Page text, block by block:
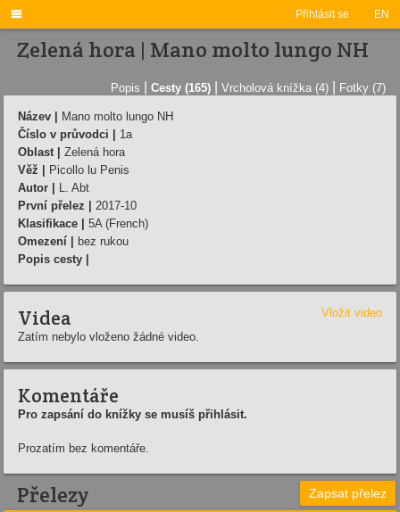
Přihlásit se EN

Zelená hora | Mano molto lungo NH
Popis Cesty (165) Vrcholová knížka (4) Fotky (7)
Název |
Mano molto lungo NH
Číslo v průvodci |
1a
Oblast |
Zelená hora
Věž |
Picollo lu Penis
Autor |
L. Abt
První přelez |
2017-10
Klasifikace |
5A (French)
Omezení |
bez rukou
Popis cesty |
Videa
Vložit video
Zatím nebylo vloženo žádné video.
Komentáře
Pro zapsání do knížky se musíš přihlásit.
Prozatím bez komentáře.
Přelezy Zapsat přelez